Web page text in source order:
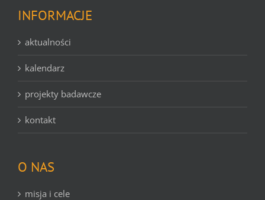
INFORMACJE
aktualności
kalendarz
projekty badawcze
kontakt
O NAS
misja i cele